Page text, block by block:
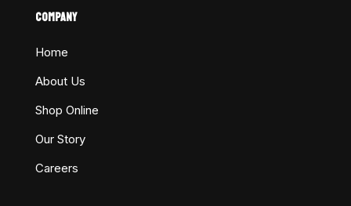
COMPANY
Home
About Us
Shop Online
Our Story
Careers